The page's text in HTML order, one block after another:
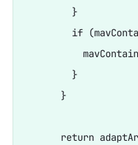
}
if
}
}
return